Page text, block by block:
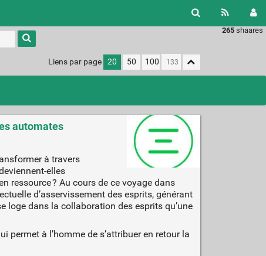
265 shaares
Liens par page 20 50 100
automates
à travers
elles
ressource ? Au cours de ce voyage dans
d’asservissement des esprits, générant
loge dans la collaboration des esprits qu’une
permet à l’homme de s’attribuer en retour la